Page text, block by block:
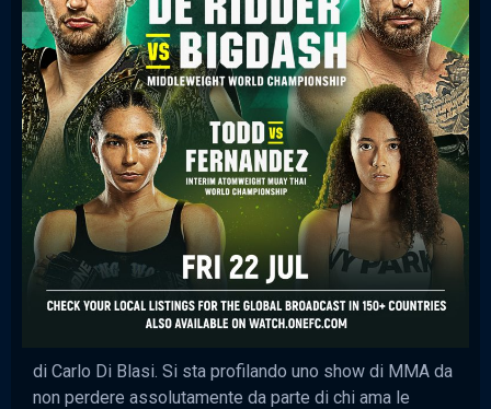
di Carlo Di Blasi. Si sta profilando uno show di MMA da
non perdere assolutamente da parte di chi ama le